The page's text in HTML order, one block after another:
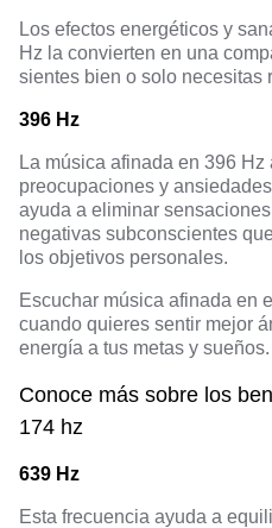
Los efectos energéticos y
Hz la convierten en una
sientes bien o solo necesitas
396 Hz
La música afinada en 396
preocupaciones y
ayuda a eliminar
negativas subconscientes
los objetivos personales.
Escuchar música afinada en
cuando quieres sentir mejor
energía a tus metas y sueños.
Conoce más sobre los
174 hz
639 Hz
Esta frecuencia ayuda a